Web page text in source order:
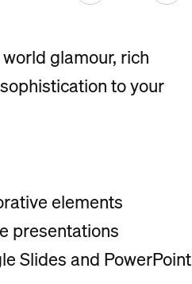
glamour, rich
to your
elements
presentations
Slides and PowerPoint